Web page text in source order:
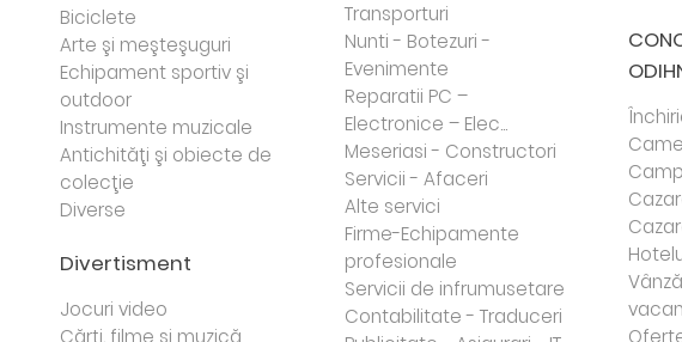
Biciclete
Arte şi meşteşuguri
Echipament sportiv şi
outdoor
Instrumente muzicale
Antichităţi şi obiecte de
colecţie
Diverse
Divertisment
Jocuri video
Cărţi, filme şi muzică
Transporturi
Nunti - Botezuri -
Evenimente
Reparatii PC –
Electronice – Elec...
Meseriasi - Constructori
Servicii - Afaceri
Alte servici
Firme-Echipamente
profesionale
Servicii de infrumusetare
Contabilitate - Traduceri